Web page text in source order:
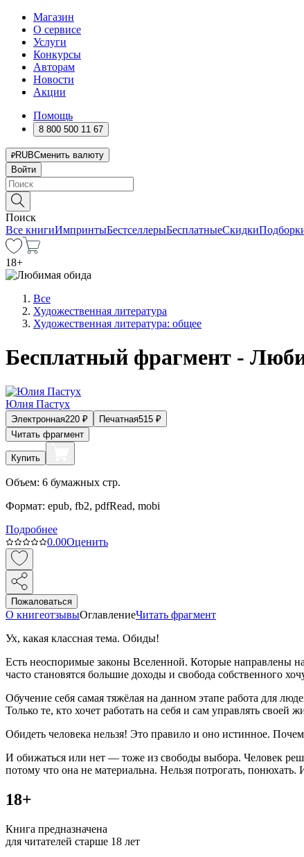
Магазин
О сервисе
Услуги
Конкурсы
Авторам
Новости
Акции
Помощь
8 800 500 11 67
RUBСменить валюту
Войти
Поиск
Все книгиИмпринтыБестселлерыБесплатныеСкидки
18+
Все
Художественная литература
Художественная литература: общее
Бесплатный фрагмент -
Юлия Пастух
Электронная220 ₽ Печатная515 ₽
Читать фрагмент
Купить
Объем: 6 бумажных стр.
Формат: epub, fb2, pdfRead, mobi
Подробнее
0.00Оценить
Пожаловаться
О книгеотзывыОглавлениеЧитать фрагмент
Ух, какая классная тема. Обиды!
Есть неоспоримые законы Вселенной. Которые направлены
часто становятся большие доходы и свобода собственного
Обучение себя самая тяжёлая на данном этапе работа для
Только те, кто хочет работать на себя и сам управлять своей
Обидеть человека нельзя! Это правило и оно истинное.
И обижаться или нет — тоже из свободы выбора. Человек
потому что она не материальна. Нельзя потрогать,
18+
Книга предназначена
для читателей старше 18 лет